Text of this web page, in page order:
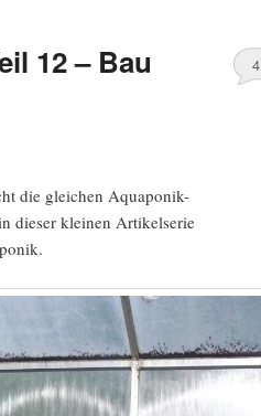
12 – Bau
4
die gleichen Aquaponik-
dieser kleinen Artikelserie